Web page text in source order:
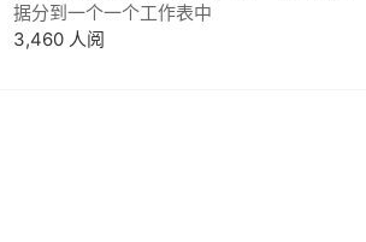
据分到一个一个工作表中
3,460 人阅